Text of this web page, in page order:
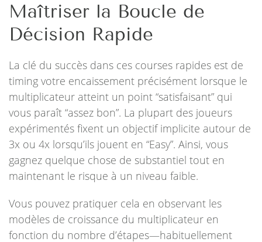
Maîtriser la Boucle de
Décision Rapide
La clé du succès dans ces courses rapides est de
timing votre encaissement précisément lorsque le
multiplicateur atteint un point “satisfaisant” qui
vous paraît “assez bon”. La plupart des joueurs
expérimentés fixent un objectif implicite autour de
3x ou 4x lorsqu’ils jouent en “Easy”. Ainsi, vous
gagnez quelque chose de substantiel tout en
maintenant le risque à un niveau faible.
Vous pouvez pratiquer cela en observant les
modèles de croissance du multiplicateur en
fonction du nombre d’étapes—habituellement